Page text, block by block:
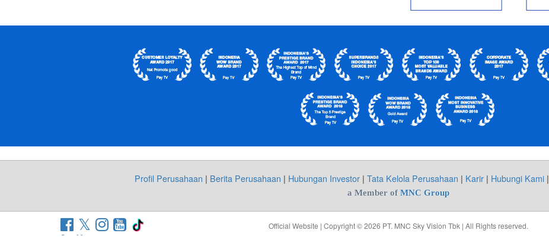
Profil Perusahaan | Berita Perusahaan | Hubungan Investor| Tata Kelola Perusahaan | Karir| Hubungi Kami|
a Member of MNC Group
Site Map
Official Website | Copyright © 2026 PT. MNC Sky Vision Tbk | All Rights reserved.